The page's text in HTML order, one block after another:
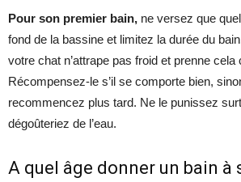
Pour son premier bain, ne versez que
fond de la bassine et limitez la durée du
votre chat n’attrape pas froid et prenne cela
Récompensez-le s’il se comporte bien,
recommencez plus tard. Ne le punissez
dégoûteriez de l’eau.
A quel âge donner un bain à